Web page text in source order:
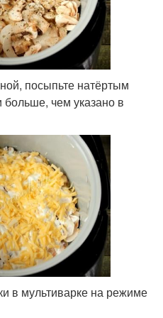
посыпьте натёртым
чем указано в
в мультиварке на режиме